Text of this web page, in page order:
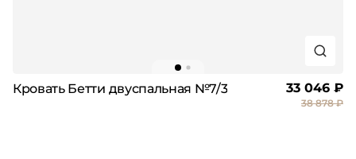
Кровать Бетти двуспальная №7/3 33 046 ₽
38 878 ₽